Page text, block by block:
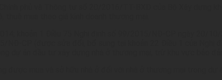
phủ và Thông tư số 20/2016/TT-BXD của Bộ Xây dựng
thuê mua theo giá kinh doanh thương mại.
khoản 1 Điều 75 Nghị định số 99/2015/NĐ-CP ngày 20/
dự án đầu tư xây dựng nhà ở thương mại, trừ khu vực bảo